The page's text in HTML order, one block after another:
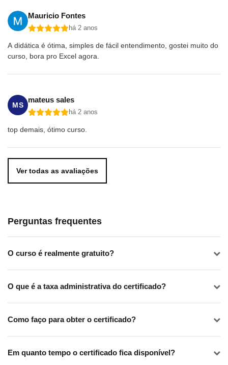
confiança e os conhecimentos para trabalhar utilizando
qualquer computador.
Seus aprendizado é dividido nos seguintes capítulos do
curso, que visam facilitar e tornar o entendimento mais
prático, simples e rápido:
1) Área de Trabalho / Desktop
3) Menu Iniciar
trabalho)
Windows)
Mauricio Fontes
há 2 anos
A didática é ótima, simples de fácil entendimento, gostei muito do
curso, bora pro Excel agora.
MS
mateus sales
há 2 anos
top demais, ótimo curso.
Ver todas as avaliações
Perguntas frequentes
O curso é realmente gratuito?
O que é a taxa administrativa do certificado?
Como faço para obter o certificado?
Em quanto tempo o certificado fica disponível?